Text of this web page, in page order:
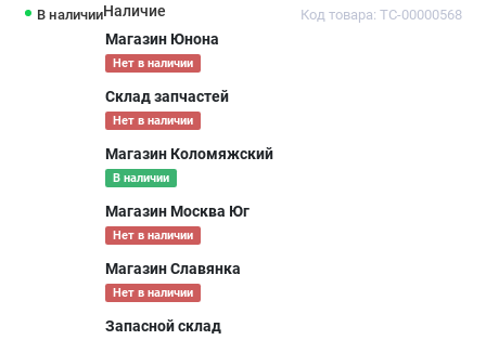
В наличии Код товара: ТС-00000568
Наличие
Магазин Юнона
Нет в наличии
Склад запчастей
Нет в наличии
Магазин Коломяжский
В наличии
Магазин Москва Юг
Нет в наличии
Магазин Славянка
Нет в наличии
Запасной склад